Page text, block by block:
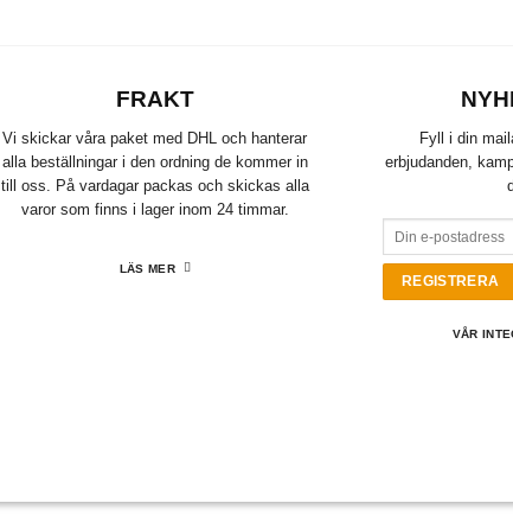
FRAKT
Vi skickar våra paket med DHL och hanterar
alla beställningar i den ordning de kommer in
till oss. På vardagar packas och skickas alla
varor som finns i lager inom 24 timmar.
LÄS MER
Fyll i din
erbjudanden,
VÅR